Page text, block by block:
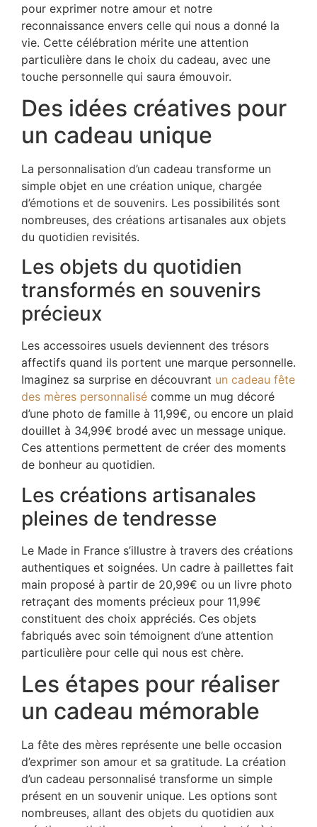
pour exprimer notre amour et notre
reconnaissance envers celle qui nous a donné la
vie. Cette célébration mérite une attention
particulière dans le choix du cadeau, avec une
touche personnelle qui saura émouvoir.
Des idées créatives pour
un cadeau unique
La personnalisation d’un cadeau transforme un
simple objet en une création unique, chargée
d’émotions et de souvenirs. Les possibilités sont
nombreuses, des créations artisanales aux objets
du quotidien revisités.
Les objets du quotidien
transformés en souvenirs
précieux
Les accessoires usuels deviennent des trésors
affectifs quand ils portent une marque personnelle.
Imaginez sa surprise en découvrant un cadeau fête
des mères personnalisé comme un mug décoré
d’une photo de famille à 11,99€, ou encore un plaid
douillet à 34,99€ brodé avec un message unique.
Ces attentions permettent de créer des moments
de bonheur au quotidien.
Les créations artisanales
pleines de tendresse
Le Made in France s’illustre à travers des créations
authentiques et soignées. Un cadre à paillettes fait
main proposé à partir de 20,99€ ou un livre photo
retraçant des moments précieux pour 11,99€
constituent des choix appréciés. Ces objets
fabriqués avec soin témoignent d’une attention
particulière pour celle qui nous est chère.
Les étapes pour réaliser
un cadeau mémorable
La fête des mères représente une belle occasion
d’exprimer son amour et sa gratitude. La création
d’un cadeau personnalisé transforme un simple
présent en un souvenir unique. Les options sont
nombreuses, allant des objets du quotidien aux